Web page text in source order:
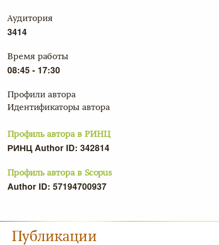
Аудитория
3414
Время работы
08:45 - 17:30
Профили автора
Идентификаторы автора
Профиль автора в РИНЦ
РИНЦ Author ID: 342814
Профиль автора в Scopus
Author ID: 57194700937
Публикации